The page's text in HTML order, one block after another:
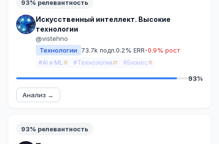
93% релевантность
Искусственный интеллект. Высокие
технологии
@vistehno
Технологии
73.7k подп.0.2% ERR-0.9% рост
#AI и ML 35 #Технологии 25 #Бизнес 15
93%
Анализ →
93% релевантность